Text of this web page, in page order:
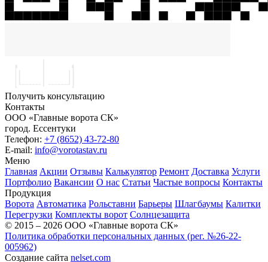
Получить консультацию
Контакты
ООО «Главные ворота СК»
город. Ессентуки
Телефон: +7 (8652) 43-72-80
E-mail: info@vorotastav.ru
Меню
Главная Акции Отзывы Калькулятор Ремонт Доставка Услуги
Портфолио Вакансии О нас Статьи Частые вопросы Контакты
Продукция
Ворота Автоматика Рольставни Барьеры Шлагбаумы Калитки
Перегрузки Комплекты ворот Солнцезащита
© 2015 – 2026 ООО «Главные ворота СК»
Политика обработки персональных данных (рег. №26-22-
005962)
Создание сайта nelset.com